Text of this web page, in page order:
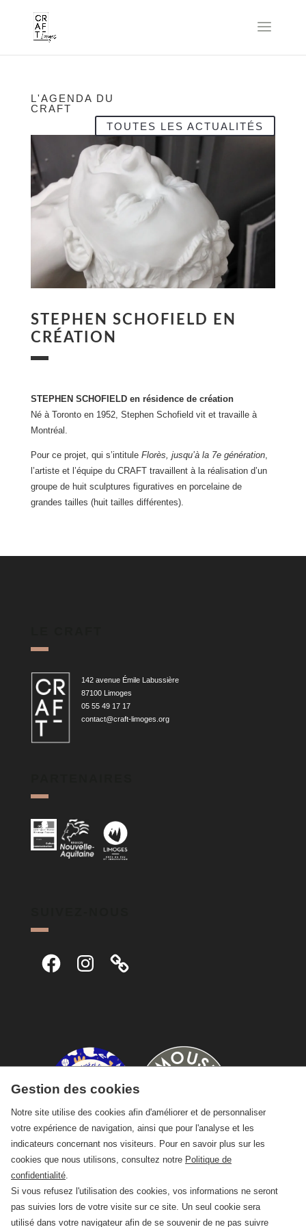
L'AGENDA DU
CRAFT
TOUTES LES ACTUALITÉS
STEPHEN SCHOFIELD EN
CRÉATION
STEPHEN SCHOFIELD en résidence de création
Né à Toronto en 1952, Stephen Schofield vit et travaille à
Montréal.
Pour ce projet, qui s’intitule Florès, jusqu’à la 7e génération,
l’artiste et l’équipe du CRAFT travaillent à la réalisation d’un
groupe de huit sculptures figuratives en porcelaine de
grandes tailles (huit tailles différentes).
142 avenue Émile Labussière
87100 Limoges
05 55 49 17 17
contact@craft-limoges.org
FacebookInstagram
Gestion des cookies
Notre site utilise des cookies afin d'améliorer et de personnaliser
votre expérience de navigation, ainsi que pour l'analyse et les
indicateurs concernant nos visiteurs. Pour en savoir plus sur les
cookies que nous utilisons, consultez notre Politique de
confidentialité
Si vous refusez l'utilisation des cookies, vos informations ne seront
pas suivies lors de votre visite sur ce site. Un seul cookie sera
utilisé dans votre navigateur afin de se souvenir de ne pas suivre